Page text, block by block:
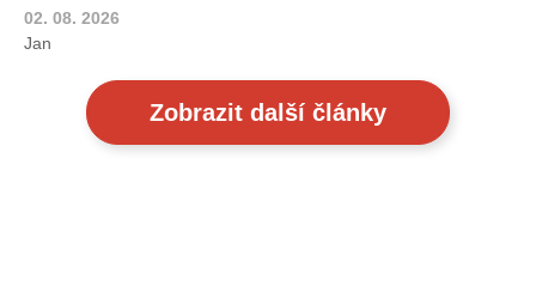
02. 08. 2026
Jan
Zobrazit další články